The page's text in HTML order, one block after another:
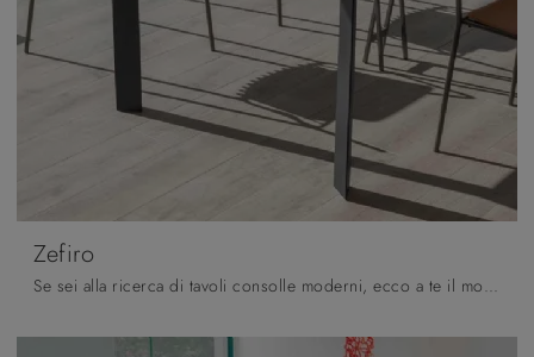
Zefiro
Se sei alla ricerca di tavoli consolle moderni, ecco a te il modello da pranzo in HPL Zefiro della marca Altacom.